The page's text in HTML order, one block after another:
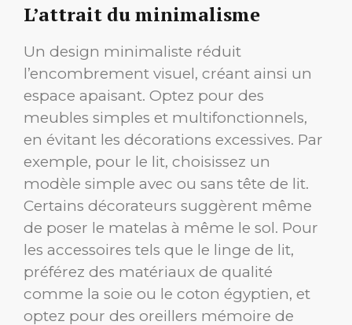
L’attrait du minimalisme
Un design minimaliste réduit
l’encombrement visuel, créant ainsi un
espace apaisant. Optez pour des
meubles simples et multifonctionnels,
en évitant les décorations excessives. Par
exemple, pour le lit, choisissez un
modèle simple avec ou sans tête de lit.
Certains décorateurs suggèrent même
de poser le matelas à même le sol. Pour
les accessoires tels que le linge de lit,
préférez des matériaux de qualité
comme la soie ou le coton égyptien, et
optez pour des oreillers mémoire de